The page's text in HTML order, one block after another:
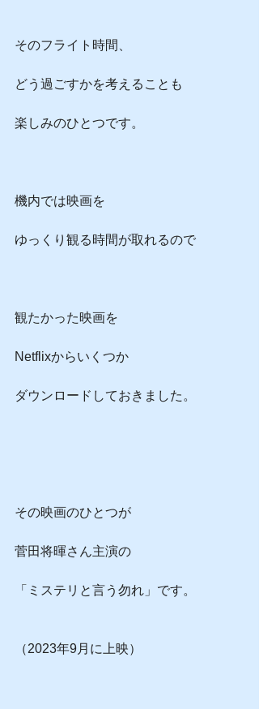
そのフライト時間、
どう過ごすかを考えることも
楽しみのひとつです。
機内では映画を
ゆっくり観る時間が取れるので
観たかった映画を
Netflixからいくつか
ダウンロードしておきました。
その映画のひとつが
菅田将暉さん主演の
「ミステリと言う勿れ」です。
（2023年9月に上映）